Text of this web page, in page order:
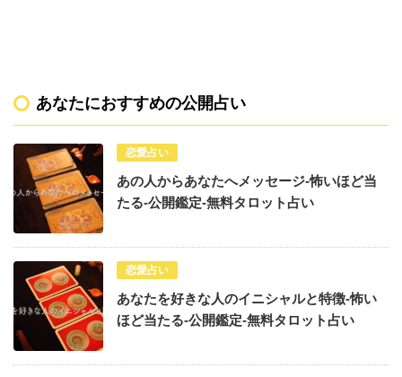
あなたにおすすめの公開占い
恋愛占い
あの人からあなたへメッセージ-怖いほど当
たる-公開鑑定-無料タロット占い
恋愛占い
あなたを好きな人のイニシャルと特徴-怖い
ほど当たる-公開鑑定-無料タロット占い